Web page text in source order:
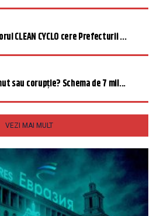
CLEAN CYCLO cere Prefecturii ...
sau corupție? Schema de 7 mil...
VEZI MAI MULT